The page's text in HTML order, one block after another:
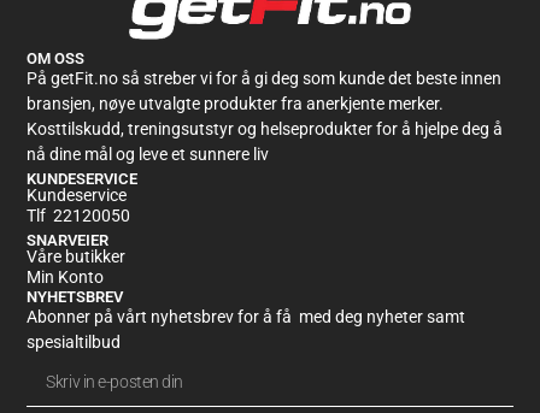
Kjempefornøyd med produktene jeg kjøpte og syntes det var av god kvalitet!
Tue Jul 09 2024 06:02:00 GMT+0000 (Coordinated Universal Time)
OM OSS
På getFit.no så streber vi for å gi deg som kunde det beste innen
bransjen, nøye utvalgte produkter fra anerkjente merker.
Kosttilskudd, treningsutstyr og helseprodukter for å hjelpe deg å
nå dine mål og leve et sunnere liv
KUNDESERVICE
Kundeservice
Tlf 22120050
SNARVEIER
Våre butikker
Min Konto
NYHETSBREV
Abonner på vårt nyhetsbrev for å få med deg nyheter samt
spesialtilbud